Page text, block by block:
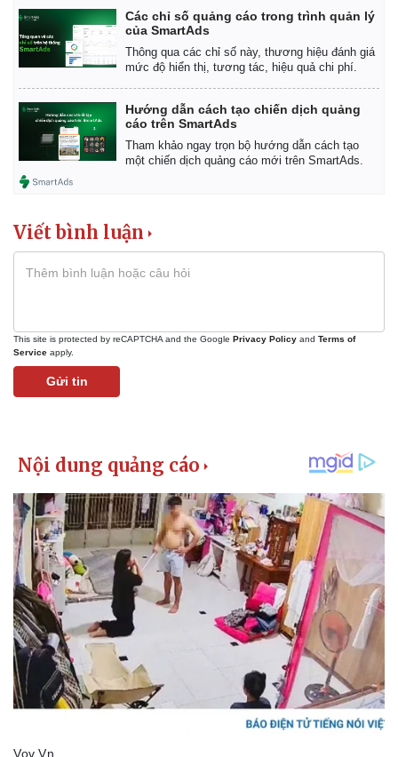
Quan sát
Cuộc sống đó đây
Video
E-Magazine
Các chỉ số quảng cáo trong trình quản lý
của SmartAds
Thông qua các chỉ số này, thương hiệu đánh giá
mức độ hiển thị, tương tác, hiệu quả chi phí.
Hướng dẫn cách tạo chiến dịch quảng
cáo trên SmartAds
Tham khảo ngay trọn bộ hướng dẫn cách tạo
một chiến dịch quảng cáo mới trên SmartAds.
Viết bình luận
This site is protected by reCAPTCHA and the Google Privacy Policy and Terms of
Service apply.
Gửi tin